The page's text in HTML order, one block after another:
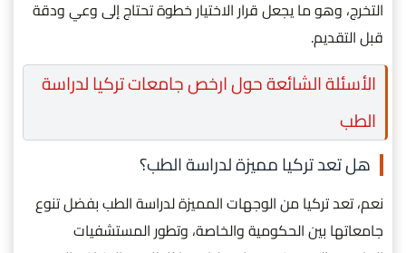
التخرج، وهو ما يجعل قرار الاختيار خطوة تحتاج إلى وعي ودقة
قبل التقديم.
الأسئلة الشائعة حول ارخص جامعات تركيا لدراسة
الطب
هل تعد تركيا مميزة لدراسة الطب؟
نعم، تعد تركيا من الوجهات المميزة لدراسة الطب بفضل تنوع
جامعاتها بين الحكومية والخاصة، وتطور المستشفيات